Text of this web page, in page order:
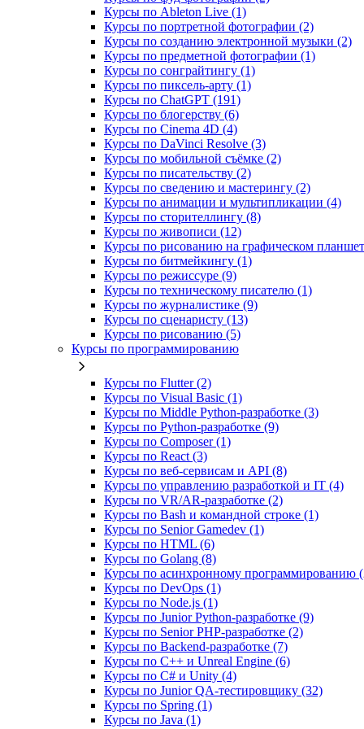
Курсы по Ableton Live (1)
Курсы по портретной фотографии (2)
Курсы по созданию электронной музыки (2)
Курсы по предметной фотографии (1)
Курсы по сонграйтингу (1)
Курсы по пиксель-арту (1)
Курсы по ChatGPT (191)
Курсы по блогерству (6)
Курсы по Cinema 4D (4)
Курсы по DaVinci Resolve (3)
Курсы по мобильной съёмке (2)
Курсы по писательству (2)
Курсы по сведению и мастерингу (2)
Курсы по анимации и мультипликации (4)
Курсы по сторителлингу (8)
Курсы по живописи (12)
Курсы по рисованию на графическом
Курсы по битмейкингу (1)
Курсы по режиссуре (9)
Курсы по техническому писателю (1)
Курсы по журналистике (9)
Курсы по сценаристу (13)
Курсы по рисованию (5)
Курсы по программированию
Курсы по Flutter (2)
Курсы по Visual Basic (1)
Курсы по Middle Python-разработке (3)
Курсы по Python-разработке (9)
Курсы по Composer (1)
Курсы по React (3)
Курсы по веб‑сервисам и API (8)
Курсы по управлению разработкой и IT (4)
Курсы по VR/AR‑разработке (2)
Курсы по Bash и командной строке (1)
Курсы по Senior Gamedev (1)
Курсы по HTML (6)
Курсы по Golang (8)
Курсы по асинхронному программированию
Курсы по DevOps (1)
Курсы по Node.js (1)
Курсы по Junior Python-разработке (9)
Курсы по Senior PHP-разработке (2)
Курсы по Backend‑разработке (7)
Курсы по C++ и Unreal Engine (6)
Курсы по C# и Unity (4)
Курсы по Junior QA-тестировщику (32)
Курсы по Spring (1)
Курсы по Java (1)